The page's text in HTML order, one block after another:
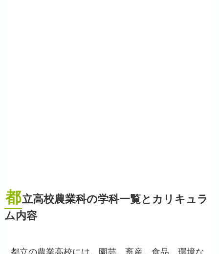
都立高校農業科の学科一覧とカリキュラ
ム内容